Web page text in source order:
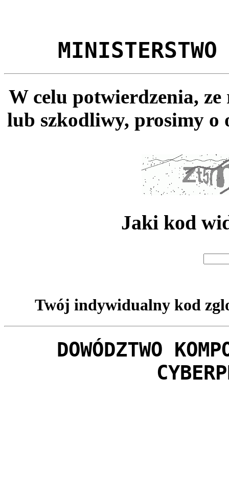
MINISTERSTWO
W celu potwierdzenia,
lub szkodliwy, prosimy o
Jaki kod
Twój indywidualny kod
DOWÓDZTWO